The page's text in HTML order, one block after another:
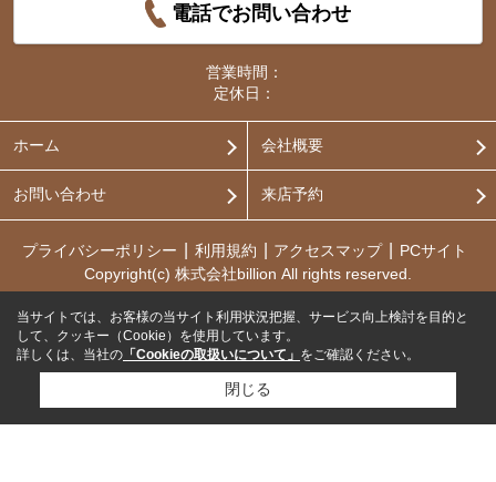
電話でお問い合わせ
営業時間：
定休日：
ホーム 会社概要
お問い合わせ 来店予約
プライバシーポリシー 利用規約 アクセスマップ
PCサイト
Copyright(c) 株式会社billion All rights reserved.
当サイトでは、お客様の当サイト利用状況把握、サービス向上検討を目的と
して、クッキー（Cookie）を使用しています。
詳しくは、当社の 「Cookieの取扱いについて」 をご確認ください。
閉じる